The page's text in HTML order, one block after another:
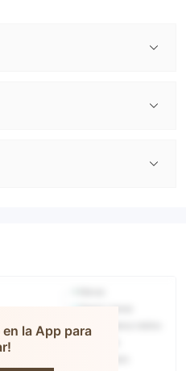
en la App para